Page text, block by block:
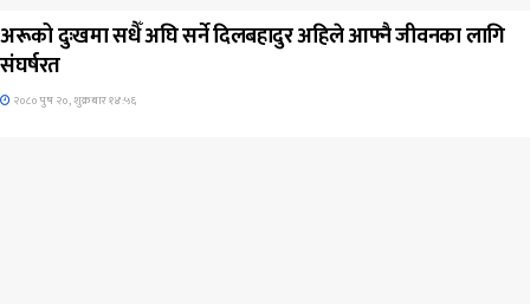
अरूको दुःखमा सधैँ अघि सर्ने दिलबहादुर अहिले आफ्नै जीवनका लागि
संघर्षरत
२०८० पुष २०, शुक्रबार १४:५६